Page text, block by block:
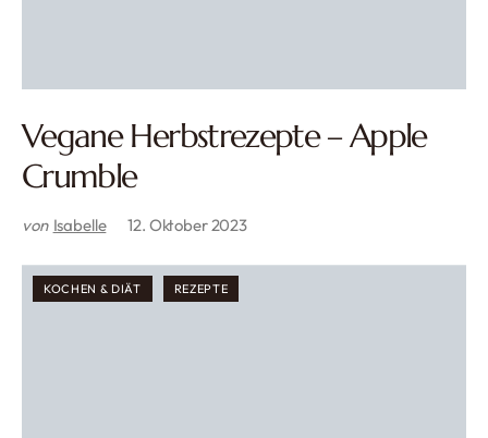
Vegane Herbstrezepte – Apple
Crumble
von Isabelle 12. Oktober 2023
KOCHEN & DIÄT REZEPTE